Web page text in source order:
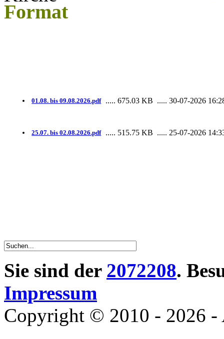
Format
01.08. bis 09.08.2026.pdf ..... 675.03 KB ..... 30-07-2026
25.07. bis 02.08.2026.pdf ..... 515.75 KB ..... 25-07-2026
Sie sind der 2072208.
Impressum
Copyright © 2010 - 2026 -